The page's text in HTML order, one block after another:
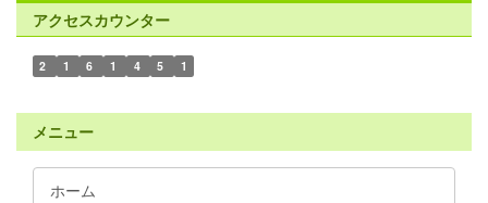
アクセスカウンター
2 1 6 1 4 5 1
メニュー
ホーム